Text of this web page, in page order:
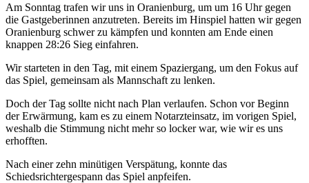
Am Sonntag trafen wir uns in Oranienburg, um um 16 Uhr gegen
die Gastgeberinnen anzutreten. Bereits im Hinspiel hatten wir gegen
Oranienburg schwer zu kämpfen und konnten am Ende einen
knappen 28:26 Sieg einfahren.
Wir starteten in den Tag, mit einem Spaziergang, um den Fokus auf
das Spiel, gemeinsam als Mannschaft zu lenken.
Doch der Tag sollte nicht nach Plan verlaufen. Schon vor Beginn
der Erwärmung, kam es zu einem Notarzteinsatz, im vorigen Spiel,
weshalb die Stimmung nicht mehr so locker war, wie wir es uns
erhofften.
Nach einer zehn minütigen Verspätung, konnte das
Schiedsrichtergespann das Spiel anpfeifen.